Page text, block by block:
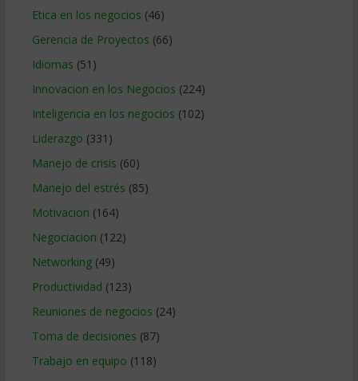
Etica en los negocios (46)
Gerencia de Proyectos (66)
Idiomas (51)
Innovacion en los Negocios (224)
Inteligencia en los negocios (102)
Liderazgo (331)
Manejo de crisis (60)
Manejo del estrés (85)
Motivacion (164)
Negociacion (122)
Networking(49)
Productividad (123)
Reuniones de negocios (24)
Toma de decisiones (87)
Trabajo en equipo (118)